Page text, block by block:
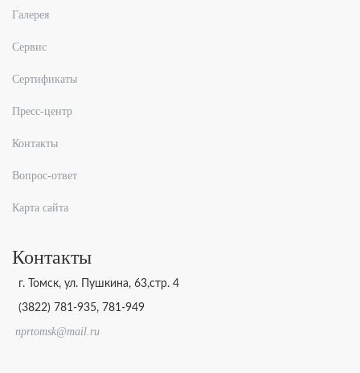
Галерея
Сервис
Сертификаты
Пресс-центр
Контакты
Вопрос-ответ
Карта сайта
Контакты
г. Томск, ул. Пушкина, 63,стр. 4
(3822) 781-935, 781-949
nprtomsk@mail.ru